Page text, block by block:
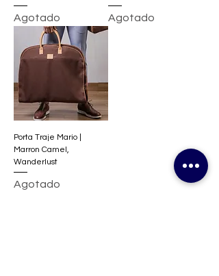
Agotado Agotado
Porta Traje Mario |
Marron Camel,
Wanderlust
Agotado